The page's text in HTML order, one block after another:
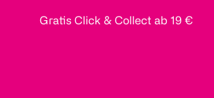
Gratis Click & Collect ab 19 €